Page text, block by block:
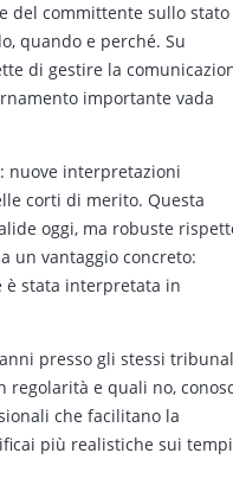
del committente sullo stato
quando e perché. Su
di gestire la
importante vada
nuove interpretazioni
corti di merito. Questa
oggi, ma robuste
un vantaggio concreto:
è stata interpretata in
presso gli stessi
regolarità e quali no,
che facilitano la
più realistiche sui